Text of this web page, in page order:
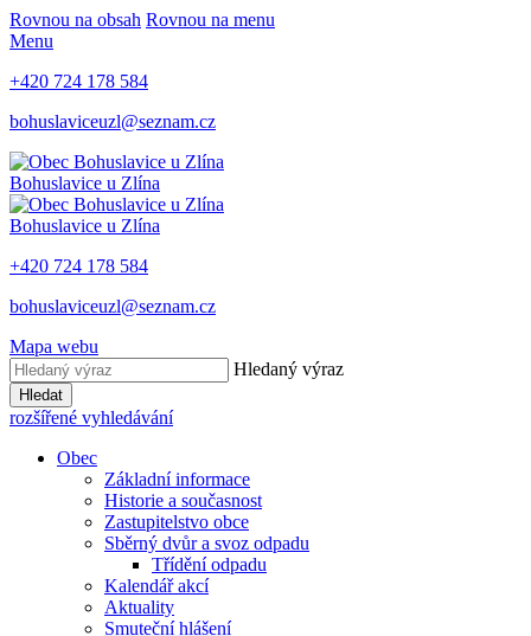
Rovnou na obsah Rovnou na menu
Menu
+420 724 178 584
bohuslaviceuzl@seznam.cz
Bohuslavice u Zlína
Bohuslavice u Zlína
+420 724 178 584
bohuslaviceuzl@seznam.cz
Mapa webu
Hledaný výraz
Hledat
rozšířené vyhledávání
Obec
Základní informace
Historie a současnost
Zastupitelstvo obce
Sběrný dvůr a svoz odpadu
Třídění odpadu
Kalendář akcí
Aktuality
Smuteční hlášení